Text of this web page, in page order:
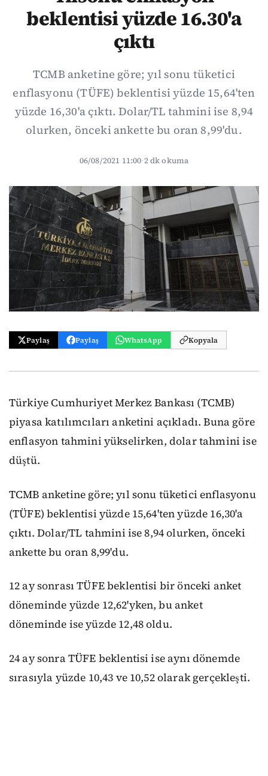
beklentisi yüzde 16.30'a
çıktı
TCMB anketine göre; yıl sonu tüketici
enflasyonu (TÜFE) beklentisi yüzde 15,64'ten
yüzde 16,30'a çıktı. Dolar/TL tahmini ise 8,94
olurken, önceki ankette bu oran 8,99'du.
06/08/2021 11:00·2 dk okuma
Paylaş Paylaş WhatsApp Kopyala
Türkiye Cumhuriyet Merkez Bankası (TCMB)
piyasa katılımcıları anketini açıkladı. Buna göre
enflasyon tahmini yükselirken, dolar tahmini ise
düştü.
TCMB anketine göre; yıl sonu tüketici enflasyonu
(TÜFE) beklentisi yüzde 15,64'ten yüzde 16,30'a
çıktı. Dolar/TL tahmini ise 8,94 olurken, önceki
ankette bu oran 8,99'du.
12 ay sonrası TÜFE beklentisi bir önceki anket
döneminde yüzde 12,62'yken, bu anket
döneminde ise yüzde 12,48 oldu.
24 ay sonra TÜFE beklentisi ise aynı dönemde
sırasıyla yüzde 10,43 ve 10,52 olarak gerçekleşti.